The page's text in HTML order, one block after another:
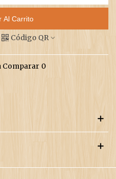
Al Carrito
Código QR
Comparar 0